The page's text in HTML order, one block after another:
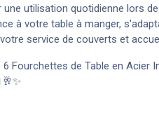
utilisation quotidienne lors
à votre table à manger,
service de couverts et
de Table en Acier